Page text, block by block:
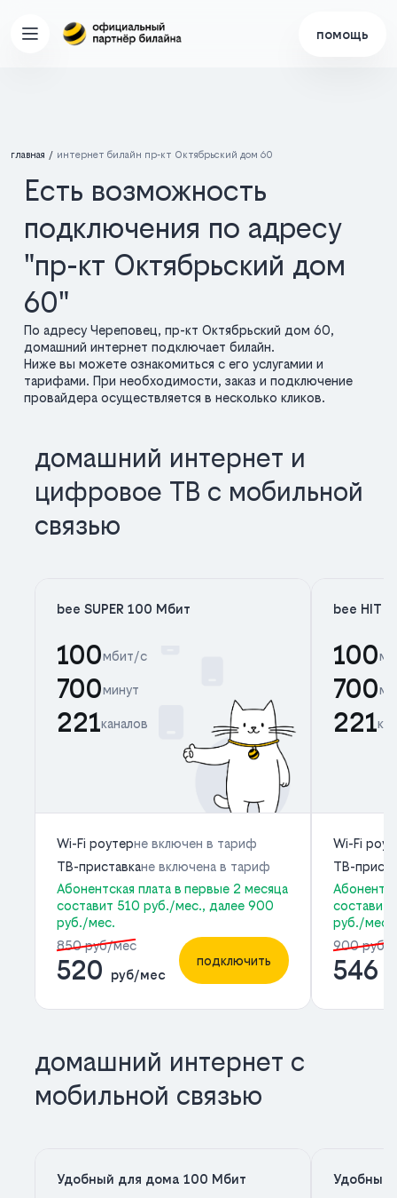
помощь
главная интернет билайн пр-кт Октябрьский дом 60
Есть возможность
подключения по адресу
"пр-кт Октябрьский дом
60"
По адресу Череповец, пр-кт Октябрьский дом 60,
домашний интернет подключает билайн.
Ниже вы можете ознакомиться с его услугамии и
тарифами. При необходимости, заказ и подключение
провайдера осуществляется в несколько кликов.
домашний интернет и
цифровое ТВ с мобильной
связью
bee SUPER 100 Мбит
100мбит/с
700минут
221каналов
Wi-Fi роутерне включен в тариф
ТВ-приставкане включена в тариф
Абонентская плата в первые 2 месяца
составит 510 руб./мес., далее 900
руб./мес.
850 руб/мес
520 руб/мес
подключить
bee HIT
100
700
221
Wi-Fi
ТВ-
составит
руб./мес.
900 руб/
546
домашний интернет с
мобильной связью
Удобный для дома 100 Мбит Удобный